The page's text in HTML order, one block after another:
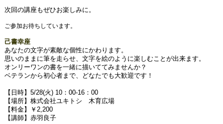
次回の講座もぜひお楽しみに。
ご参加お待ちしています。
己書幸座
あなたの文字が素敵な個性にかわります。
思いのままに筆を走らせ、文字を絵のように楽しむことが出来ます。
オンリーワンの書を一緒に描いててみませんか？
ベテランから初心者まで、どなたでも大歓迎です！
【日時】5/28(火) 10：00-16：00
【場所】株式会社ユキトシ 木育広場
【料金】￥2,200
【講師】赤羽良子